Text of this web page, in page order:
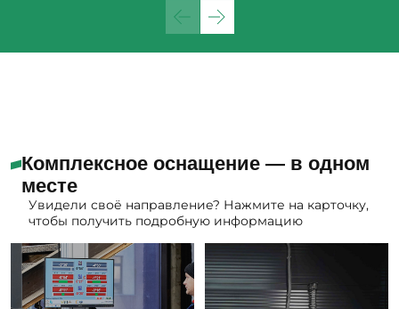
Комплексное оснащение — в одном
месте
Увидели своё направление? Нажмите на карточку,
чтобы получить подробную информацию